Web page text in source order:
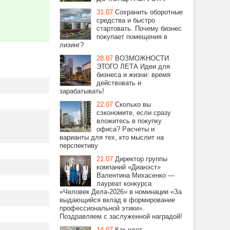
31.07 Сохранить оборотные
средства и быстро
стартовать. Почему бизнес
покупает помещения в
лизинг?
28.07 ВОЗМОЖНОСТИ
ЭТОГО ЛЕТА Идеи для
бизнеса и жизни: время
действовать и
зарабатывать!
22.07 Сколько вы
сэкономите, если сразу
вложитесь в покупку
офиса? Расчеты и
варианты для тех, кто мыслит на
перспективу
21.07 Директор группы
компаний «Дианэст»
Валентина Михасенко —
лауреат конкурса
«Человек Дела-2026» в номинации «За
выдающийся вклад в формирование
профессиональной этики».
Поздравляем с заслуженной наградой!